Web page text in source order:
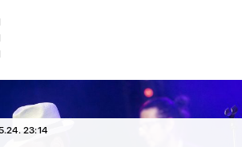
23:14